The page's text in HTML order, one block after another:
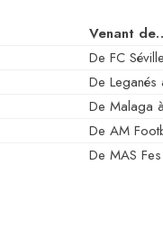
Venant
De FC
De Leganés
De Malaga
De AM
De MAS